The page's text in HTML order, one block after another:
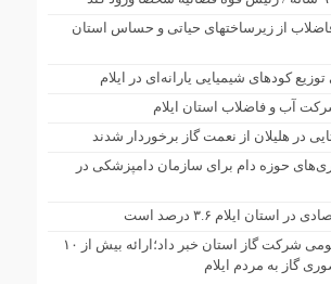
از زیرساختهای حیاتی و حساس استان
آب و فاضلاب استان ایلام
حوزه دام برای سازمان دامپزشکی در
استان ایلام ۳.۶ درصد است
رئیس روابط عمومی شرکت گاز استان خبر داد؛ارائه بیش از ۱۰
گاز به مردم ایلام